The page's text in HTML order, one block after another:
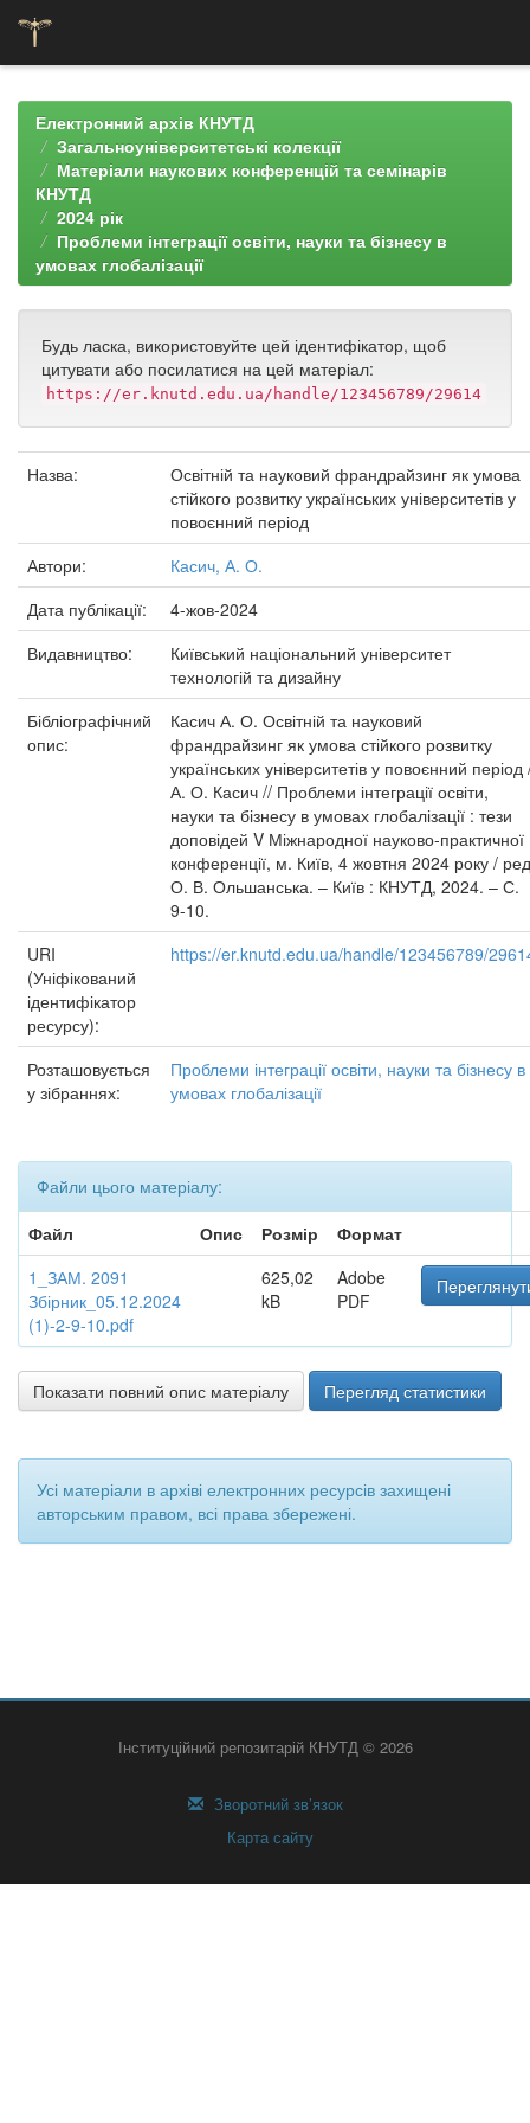
navigationЕлектронний архів КНУТД
Загальноуніверситетські колекції
Матеріали наукових конференцій та семінарів
КНУТД
2024 рік
Проблеми інтеграції освіти, науки та бізнесу в
умовах глобалізації
Будь ласка, використовуйте цей ідентифікатор, щоб
цитувати або посилатися на цей матеріал:
https://er.knutd.edu.ua/handle/123456789/29614
Назва:
Освітній та науковий франдрайзинг як умова
стійкого розвитку українських університетів у
повоєнний період
Автори:
Касич, А. О.
Дата публікації:
4-жов-2024
Видавництво:
Київський національний університет
технологій та дизайну
Бібліографічний
опис:
Касич А. О. Освітній та науковий
франдрайзинг як умова стійкого розвитку
українських університетів у повоєнний період
А. О. Касич // Проблеми інтеграції освіти,
науки та бізнесу в умовах глобалізації : тези
доповідей V Міжнародної науково-практичної
конференції, м. Київ, 4 жовтня 2024 року /
О. В. Ольшанська. – Київ : КНУТД, 2024. – С.
9-10.
URI
(Уніфікований
ідентифікатор
ресурсу):
https://er.knutd.edu.ua/handle/123456789/
Розташовується
у зібраннях:
Проблеми інтеграції освіти, науки та бізнесу в
умовах глобалізації
Файли цього матеріалу:
Файл
Опис Розмір
Формат
1_ЗАМ. 2091
Збірник_05.12.2024
(1)-2-9-10.pdf
625,02
kB
Adobe
PDF
Показати повний опис матеріалу Перегляд статистики
Усі матеріали в архіві електронних ресурсів захищені
авторським правом, всі права збережені.
Інституційний репозитарій КНУТД © 2026
Зворотний зв’язок
Карта сайту